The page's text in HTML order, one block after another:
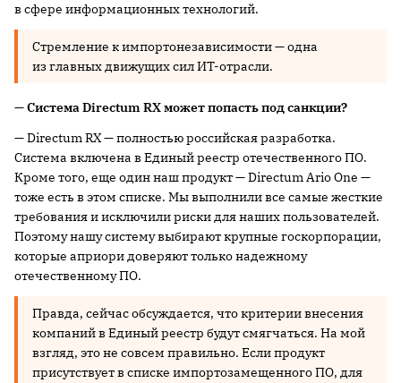
в сфере информационных технологий.
Стремление к импортонезависимости — одна
из главных движущих сил ИТ-отрасли.
— Система Directum RX может попасть под санкции?
— Directum RX — полностью российская разработка.
Система включена в Единый реестр отечественного ПО.
Кроме того, еще один наш продукт — Directum Ario One —
тоже есть в этом списке. Мы выполнили все самые жесткие
требования и исключили риски для наших пользователей.
Поэтому нашу систему выбирают крупные госкорпорации,
которые априори доверяют только надежному
отечественному ПО.
Правда, сейчас обсуждается, что критерии внесения
компаний в Единый реестр будут смягчаться. На мой
взгляд, это не совсем правильно. Если продукт
присутствует в списке импортозамещенного ПО, для